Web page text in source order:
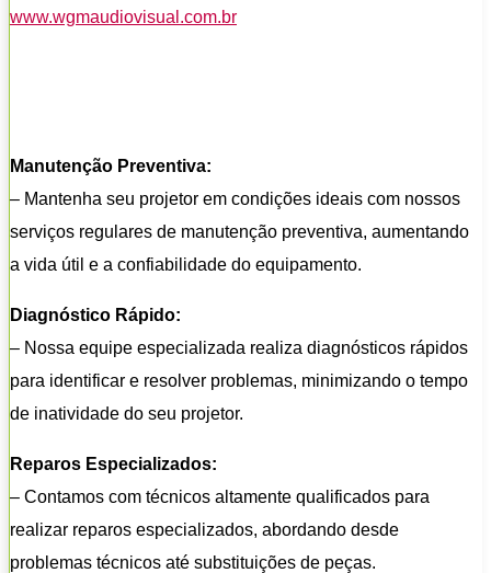
www.wgmaudiovisual.com.br
Manutenção Preventiva:
– Mantenha seu projetor em condições ideais com nossos
serviços regulares de manutenção preventiva, aumentando
a vida útil e a confiabilidade do equipamento.
Diagnóstico Rápido:
– Nossa equipe especializada realiza diagnósticos rápidos
para identificar e resolver problemas, minimizando o tempo
de inatividade do seu projetor.
Reparos Especializados:
– Contamos com técnicos altamente qualificados para
realizar reparos especializados, abordando desde
problemas técnicos até substituições de peças.